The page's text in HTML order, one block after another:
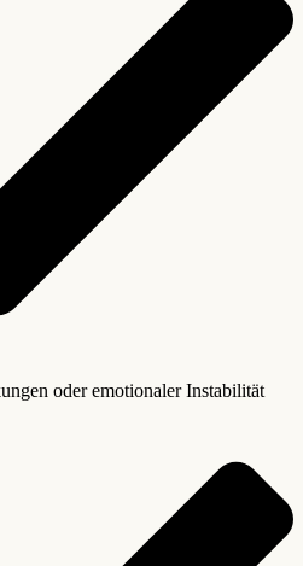
oder emotionaler Instabilität